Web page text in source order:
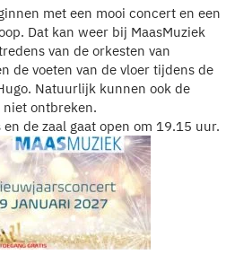
met een mooi concert en een
Dat kan weer bij MaasMuziek
van de orkesten van
de voeten van de vloer tijdens de
Natuurlijk kunnen ook de
ontbreken.
en de zaal gaat open om 19.15 uur.